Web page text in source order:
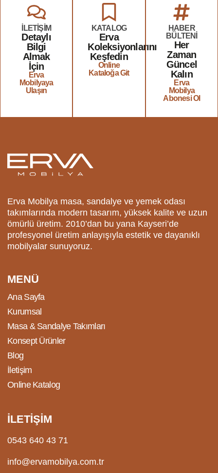
İLETİŞİM
Detaylı
Bilgi
Almak
İçin
Erva
Mobilyaya
Ulaşın
KATALOG
Erva
Koleksiyonlarını
Keşfedin
Online
Kataloğa Git
HABER
BÜLTENİ
Her
Zaman
Güncel
Kalın
Erva
Mobilya
Abonesi Ol
Erva Mobilya masa, sandalye ve yemek odası
takımlarında modern tasarım, yüksek kalite ve uzun
ömürlü üretim. 2010’dan bu yana Kayseri’de
profesyonel üretim anlayışıyla estetik ve dayanıklı
mobilyalar sunuyoruz.
MENÜ
Ana Sayfa
Kurumsal
Masa & Sandalye Takımları
Konsept Ürünler
Blog
İletişim
Online Katalog
İLETİŞİM
0543 640 43 71
info@ervamobilya.com.tr